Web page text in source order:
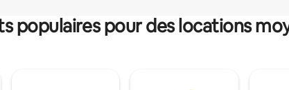
populaires pour des locations